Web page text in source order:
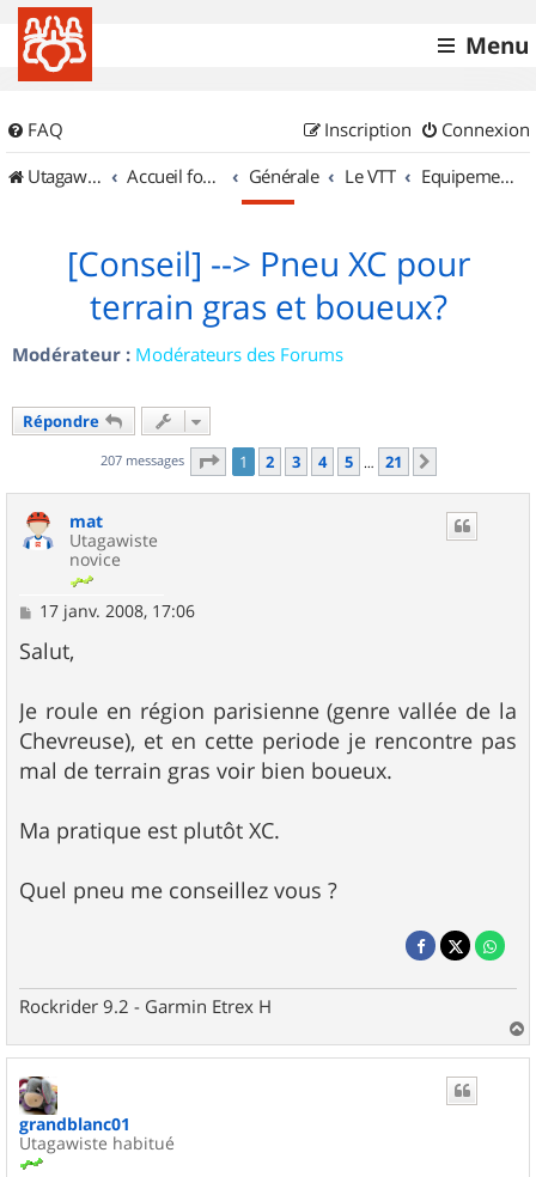
Menu
FAQ Connexion
Inscription
UtagawaVTT (Randos VTT et VTTAE avec traces GPS)
Accueil forum Générale Le VTT Equipements et Accessoires
[Conseil] --> Pneu XC pour
terrain gras et boueux?
Modérateur : Modérateurs des Forums
Répondre
207 messages Page 1sur
1 2 3 4 5 … 21
mat
Utagawiste
novice
M
s
s
g
e
17 janv. 2008, 17:06
Salut,
Je roule en région parisienne (genre vallée de la
Chevreuse), et en cette periode je rencontre pas
mal de terrain gras voir bien boueux.
Ma pratique est plutôt XC.
Quel pneu me conseillez vous ?
Rockrider 9.2 - Garmin Etrex H
a
u
grandblanc01
Utagawiste habitué